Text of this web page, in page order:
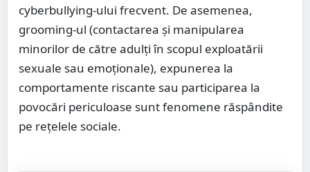
cyberbullying-ului frecvent. De asemenea,
grooming-ul (contactarea și manipularea
minorilor de către adulți în scopul exploatării
sexuale sau emoționale), expunerea la
comportamente riscante sau participarea la
povocări periculoase sunt fenomene răspândite
pe rețelele sociale.